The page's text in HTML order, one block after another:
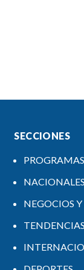
SECCIONES
PROGRAMAS
NACIONALES
NEGOCIOS
TENDENCIAS